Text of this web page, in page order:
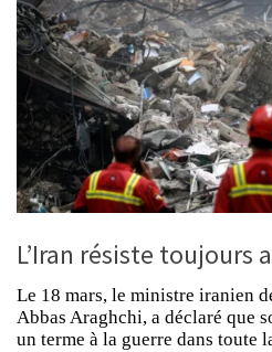
L’Iran résiste toujours
Le 18 mars, le ministre iranien
Abbas Araghchi, a déclaré que
un terme à la guerre dans toute